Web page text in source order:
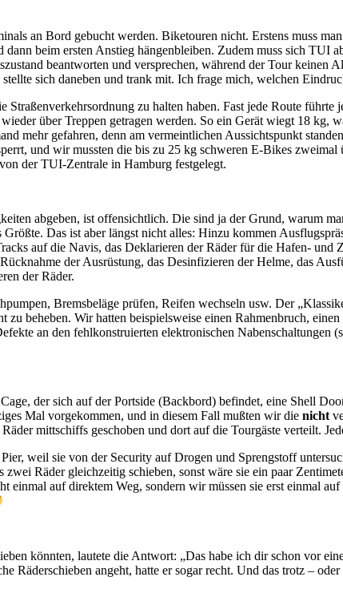
an Bord gebucht werden. Biketouren nicht. Erstens muss
beim ersten Anstieg hängenbleiben. Zudem muss sich
beantworten und versprechen, während der Tour
sich daneben und trank mit. Ich frage mich, welchen
Straßenverkehrsordnung zu halten haben. Fast jede Route
über Treppen getragen werden. So ein Gerät wiegt 18 kg,
mehr gefahren, denn am vermeintlichen Aussichtspunkt
und wir mussten die bis zu 25 kg schweren E-Bikes
der TUI-Zentrale in Hamburg festgelegt.
abgeben, ist offensichtlich. Die sind ja der Grund, warum
Das ist aber längst nicht alles: Hinzu kommen
auf die Navis, das Deklarieren der Räder für die Hafen- und
der Ausrüstung, das Desinfizieren der Helme, das
der Räder.
Bremsbeläge prüfen, Reifen wechseln usw. Der
beheben. Wir hatten beispielsweise einen Rahmenbruch,
an den fehlkonstruierten elektronischen
der sich auf der Portside (Backbord) befindet, eine Shell
Mal vorgekommen, und in diesem Fall mußten wir die nicht
mittschiffs geschoben und dort auf die Tourgäste verteilt.
weil sie von der Security auf Drogen und Sprengstoff
Räder gleichzeitig schieben, sonst wäre sie ein paar
auf direktem Weg, sondern wir müssen sie erst einmal
könnten, lautete die Antwort: „Das habe ich dir schon vor
Räderschieben angeht, hatte er sogar recht. Und das trotz –